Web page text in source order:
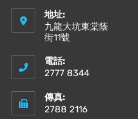
地址:
九龍大坑東棠蔭
街11號
電話:
2777 8344
傳真:
2788 2116